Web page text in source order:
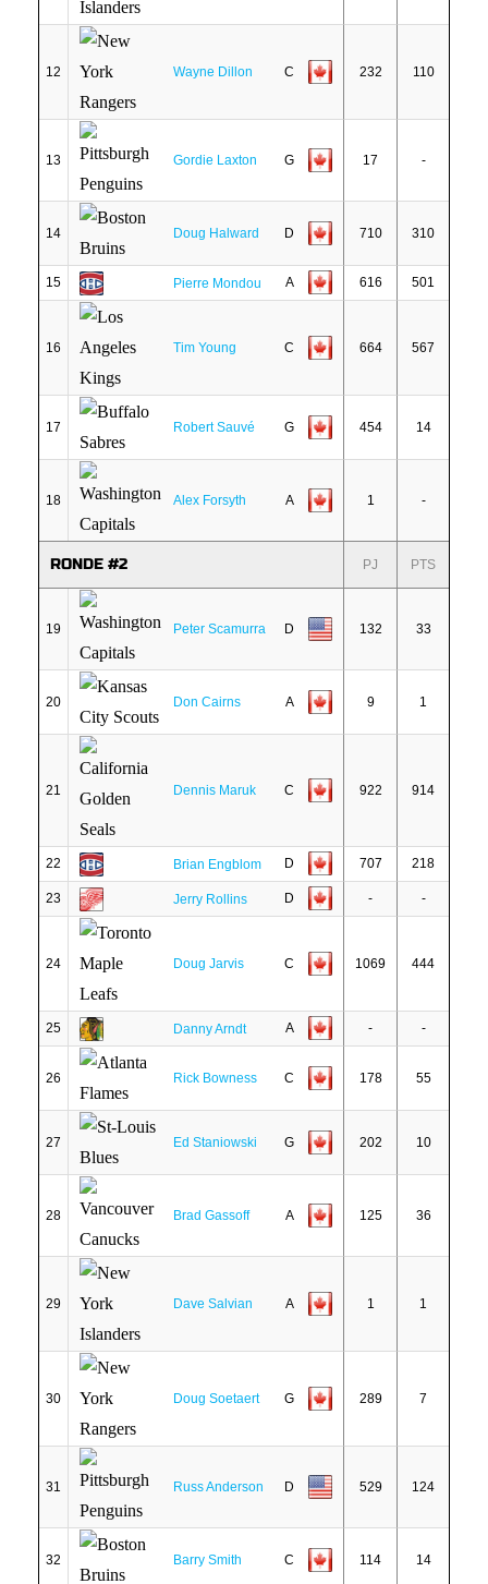
12 Wayne Dillon C 232 110
13 Gordie Laxton G 17 -
14 Doug Halward D 710 310
15 Pierre Mondou A 616 501
16 Tim Young C 664 567
17 Robert Sauvé G 454 14
18 Alex Forsyth A 1 -
RONDE #2 PJ PTS
19 Peter Scamurra D 132 33
20 Don Cairns A 9 1
21 Dennis Maruk C 922 914
22 Brian Engblom D 707 218
23 Jerry Rollins D - -
24 Doug Jarvis C 1069 444
25 Danny Arndt A - -
26 Rick Bowness C 178 55
27 Ed Staniowski G 202 10
28 Brad Gassoff A 125 36
29 Dave Salvian A 1 1
30 Doug Soetaert G 289 7
31 Russ Anderson D 529 124
32 Barry Smith C 114 14